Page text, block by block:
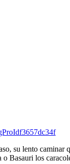
su lento caminar
Basauri los